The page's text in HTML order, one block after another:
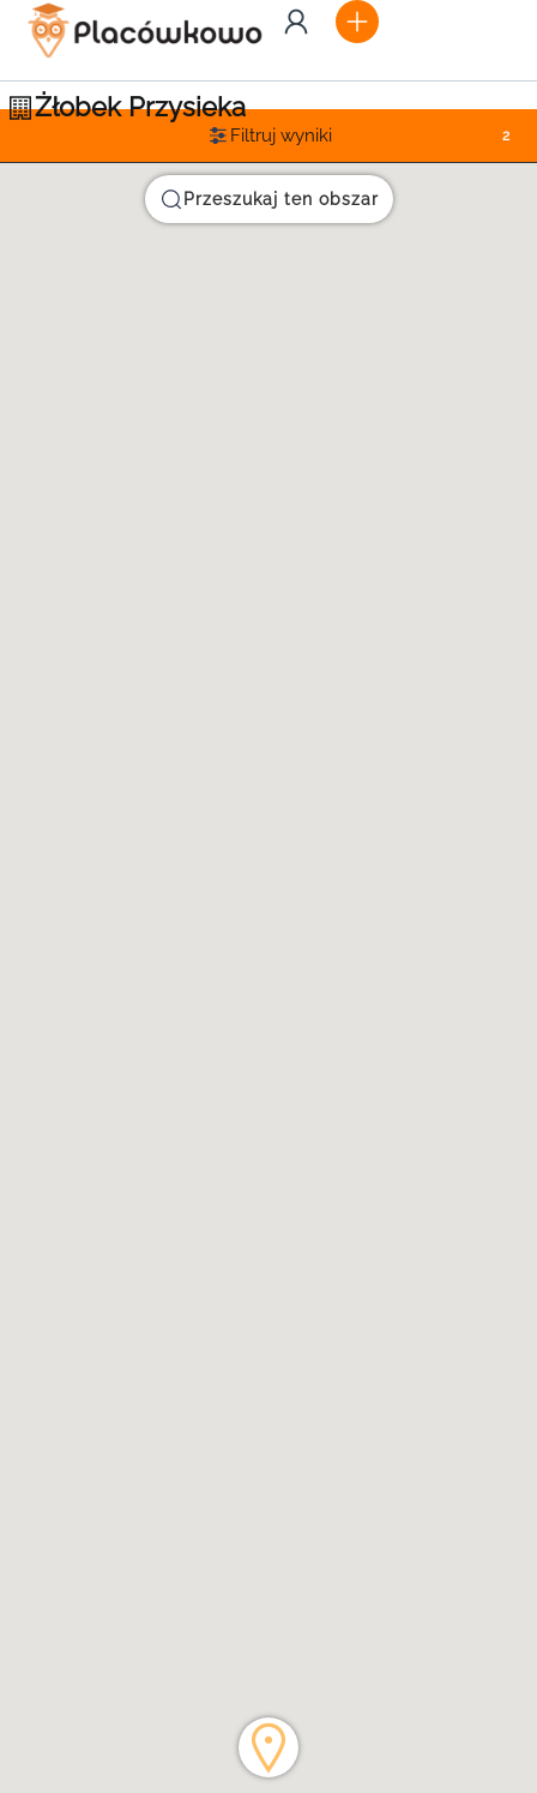
Żłobek Przysieka
Filtruj wyniki 2
Przeszukaj ten obszar